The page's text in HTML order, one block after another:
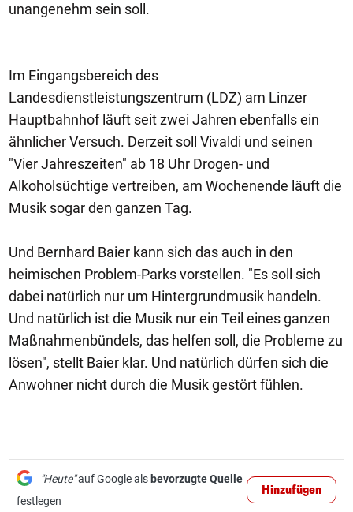
unangenehm sein soll.
Im Eingangsbereich des
Landesdienstleistungszentrum (LDZ) am Linzer
Hauptbahnhof läuft seit zwei Jahren ebenfalls ein
ähnlicher Versuch. Derzeit soll Vivaldi und seinen
"Vier Jahreszeiten" ab 18 Uhr Drogen- und
Alkoholsüchtige vertreiben, am Wochenende läuft die
Musik sogar den ganzen Tag.
Und Bernhard Baier kann sich das auch in den
heimischen Problem-Parks vorstellen. "Es soll sich
dabei natürlich nur um Hintergrundmusik handeln.
Und natürlich ist die Musik nur ein Teil eines ganzen
Maßnahmenbündels, das helfen soll, die Probleme zu
lösen", stellt Baier klar. Und natürlich dürfen sich die
Anwohner nicht durch die Musik gestört fühlen.
"Heute"auf Google als bevorzugte Quelle
festlegen
Hinzufügen